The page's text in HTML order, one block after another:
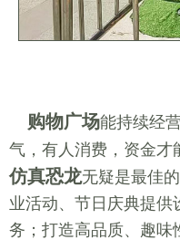
购物广场能持续经
气，有人消费，资金才
仿真恐龙无疑是最佳
业活动、节日庆典提供
务；打造高品质、趣味